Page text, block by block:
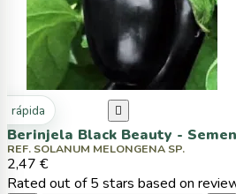
rápida 
Berinjela Black Beauty -
REF. SOLANUM MELONGENA SP.
2,47 €
Rated out of 5 stars based on